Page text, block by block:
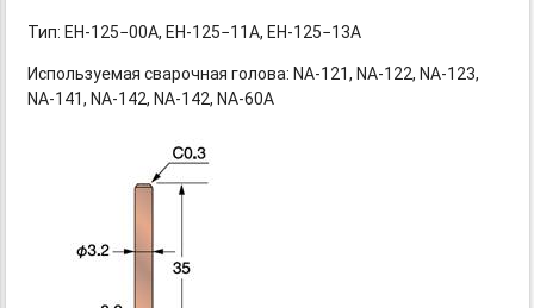
Тип:EH-125−00A, EH-125−11A, EH-125−13A
Используемая сварочная голова:NA-121, NA-122, NA-123,
NA-141, NA-142, NA-142, NA-60A